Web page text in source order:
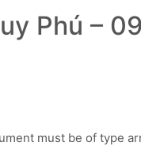
Phú –
must be of type